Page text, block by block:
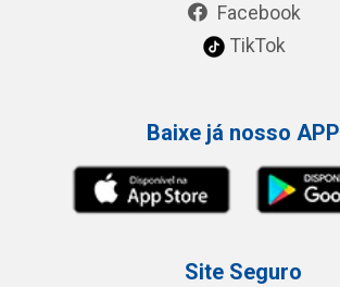
Facebook
TikTok
Baixe já nosso APP
Site Seguro